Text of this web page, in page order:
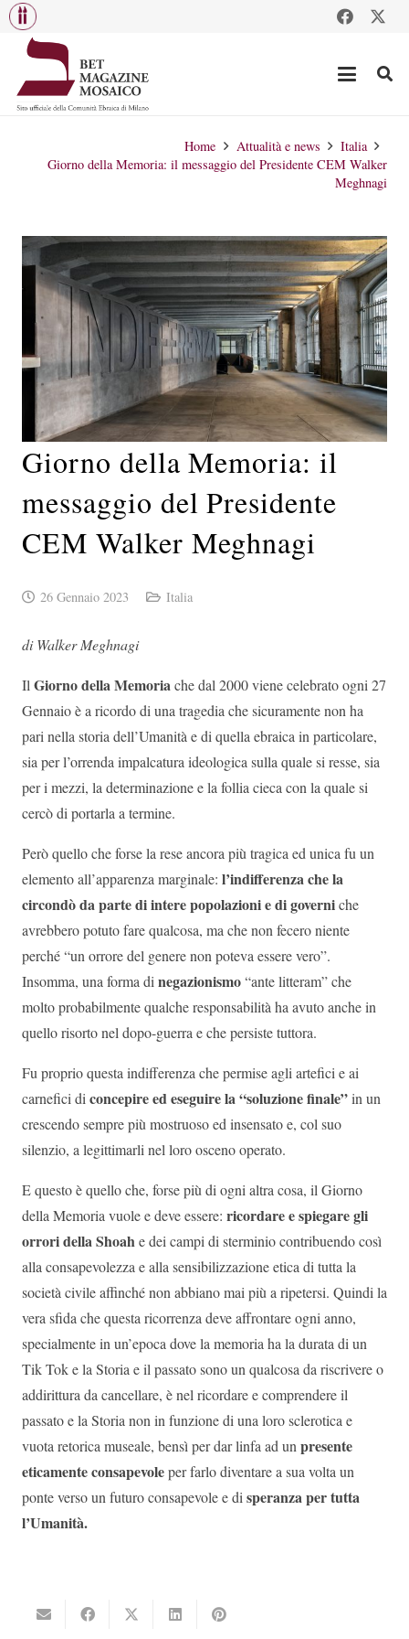
Home Attualità e news
Italia
Giorno della Memoria: il messaggio del Presidente CEM Walker
Meghnagi
Giorno della Memoria: il
messaggio del Presidente
CEM Walker Meghnagi
26 Gennaio 2023 Italia
di Walker Meghnagi
IlGiorno della Memoriache dal 2000 viene celebrato ogni 27
Gennaio è a ricordo di una tragedia che sicuramente non ha
pari nella storia dell’Umanità e di quella ebraica in particolare,
sia per l’orrenda impalcatura ideologica sulla quale si resse, sia
per i mezzi, la determinazione e la follia cieca con la quale si
cercò di portarla a termine.
Però quello che forse la rese ancora più tragica ed unica fu un
elemento all’apparenza marginale: l’indifferenza che la
circondò da parte di intere popolazioni e di governiche
avrebbero potuto fare qualcosa, ma che non fecero niente
perché “un orrore del genere non poteva essere vero”.
Insomma, una forma dinegazionismo“ante litteram” che
molto probabilmente qualche responsabilità ha avuto anche in
quello risorto nel dopo-guerra e che persiste tuttora.
Fu proprio questa indifferenza che permise agli artefici e ai
carnefici diconcepire ed eseguire la “soluzione finale”in un
crescendo sempre più mostruoso ed insensato e, col suo
silenzio, a legittimarli nel loro osceno operato.
E questo è quello che, forse più di ogni altra cosa, il Giorno
della Memoria vuole e deve essere: ricordare e spiegare gli
orrori della Shoahe dei campi di sterminio contribuendo così
alla consapevolezza e alla sensibilizzazione etica di tutta la
società civile affinché non abbiano mai più a ripetersi. Quindi la
vera sfida che questa ricorrenza deve affrontare ogni anno,
specialmente in un’epoca dove la memoria ha la durata di un
Tik Tok e la Storia e il passato sono un qualcosa da riscrivere o
addirittura da cancellare, è nel ricordare e comprendere il
passato e la Storia non in funzione di una loro sclerotica e
vuota retorica museale, bensì per dar linfa ad unpresente
eticamente consapevoleper farlo diventare a sua volta un
ponte verso un futuro consapevole e disperanza per tutta
l’Umanità.